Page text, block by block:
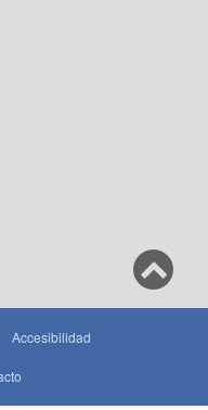
Accesibilidad